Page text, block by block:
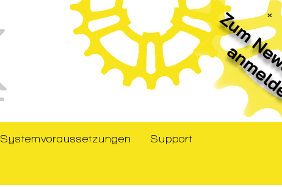
×
Systemvoraussetzungen Support